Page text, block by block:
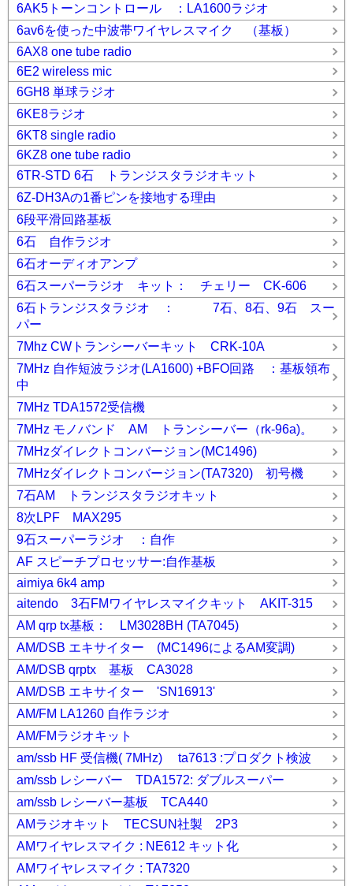
6AK5トーンコントロール ：LA1600ラジオ
6av6を使った中波帯ワイヤレスマイク （基板）
6AX8 one tube radio
6E2 wireless mic
6GH8 単球ラジオ
6KE8ラジオ
6KT8 single radio
6KZ8 one tube radio
6TR-STD 6石 トランジスタラジオキット
6Z-DH3Aの1番ピンを接地する理由
6段平滑回路基板
6石 自作ラジオ
6石オーディオアンプ
6石スーパーラジオ キット： チェリー CK-606
6石トランジスタラジオ ： 7石、8石、9石 スー
パー
7Mhz CWトランシーバーキット CRK-10A
7MHz 自作短波ラジオ(LA1600) +BFO回路 ：基板領布
中
7MHz TDA1572受信機
7MHz モノバンド AM トランシーバー（rk-96a)。
7MHzダイレクトコンバージョン(MC1496)
7MHzダイレクトコンバージョン(TA7320) 初号機
7石AM トランジスタラジオキット
8次LPF MAX295
9石スーパーラジオ ：自作
AF スピーチプロセッサー:自作基板
aimiya 6k4 amp
aitendo 3石FMワイヤレスマイクキット AKIT-315
AM qrp tx基板： LM3028BH (TA7045)
AM/DSB エキサイター (MC1496によるAM変調)
AM/DSB qrptx 基板 CA3028
AM/DSB エキサイター 'SN16913'
AM/FM LA1260 自作ラジオ
AM/FMラジオキット
am/ssb HF 受信機( 7MHz) ta7613 :プロダクト検波
am/ssb レシーバー TDA1572: ダブルスーパー
am/ssb レシーバー基板 TCA440
AMラジオキット TECSUN社製 2P3
AMワイヤレスマイク : NE612 キット化
AMワイヤレスマイク : TA7320